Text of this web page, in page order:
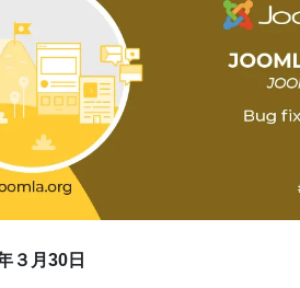
３月30日